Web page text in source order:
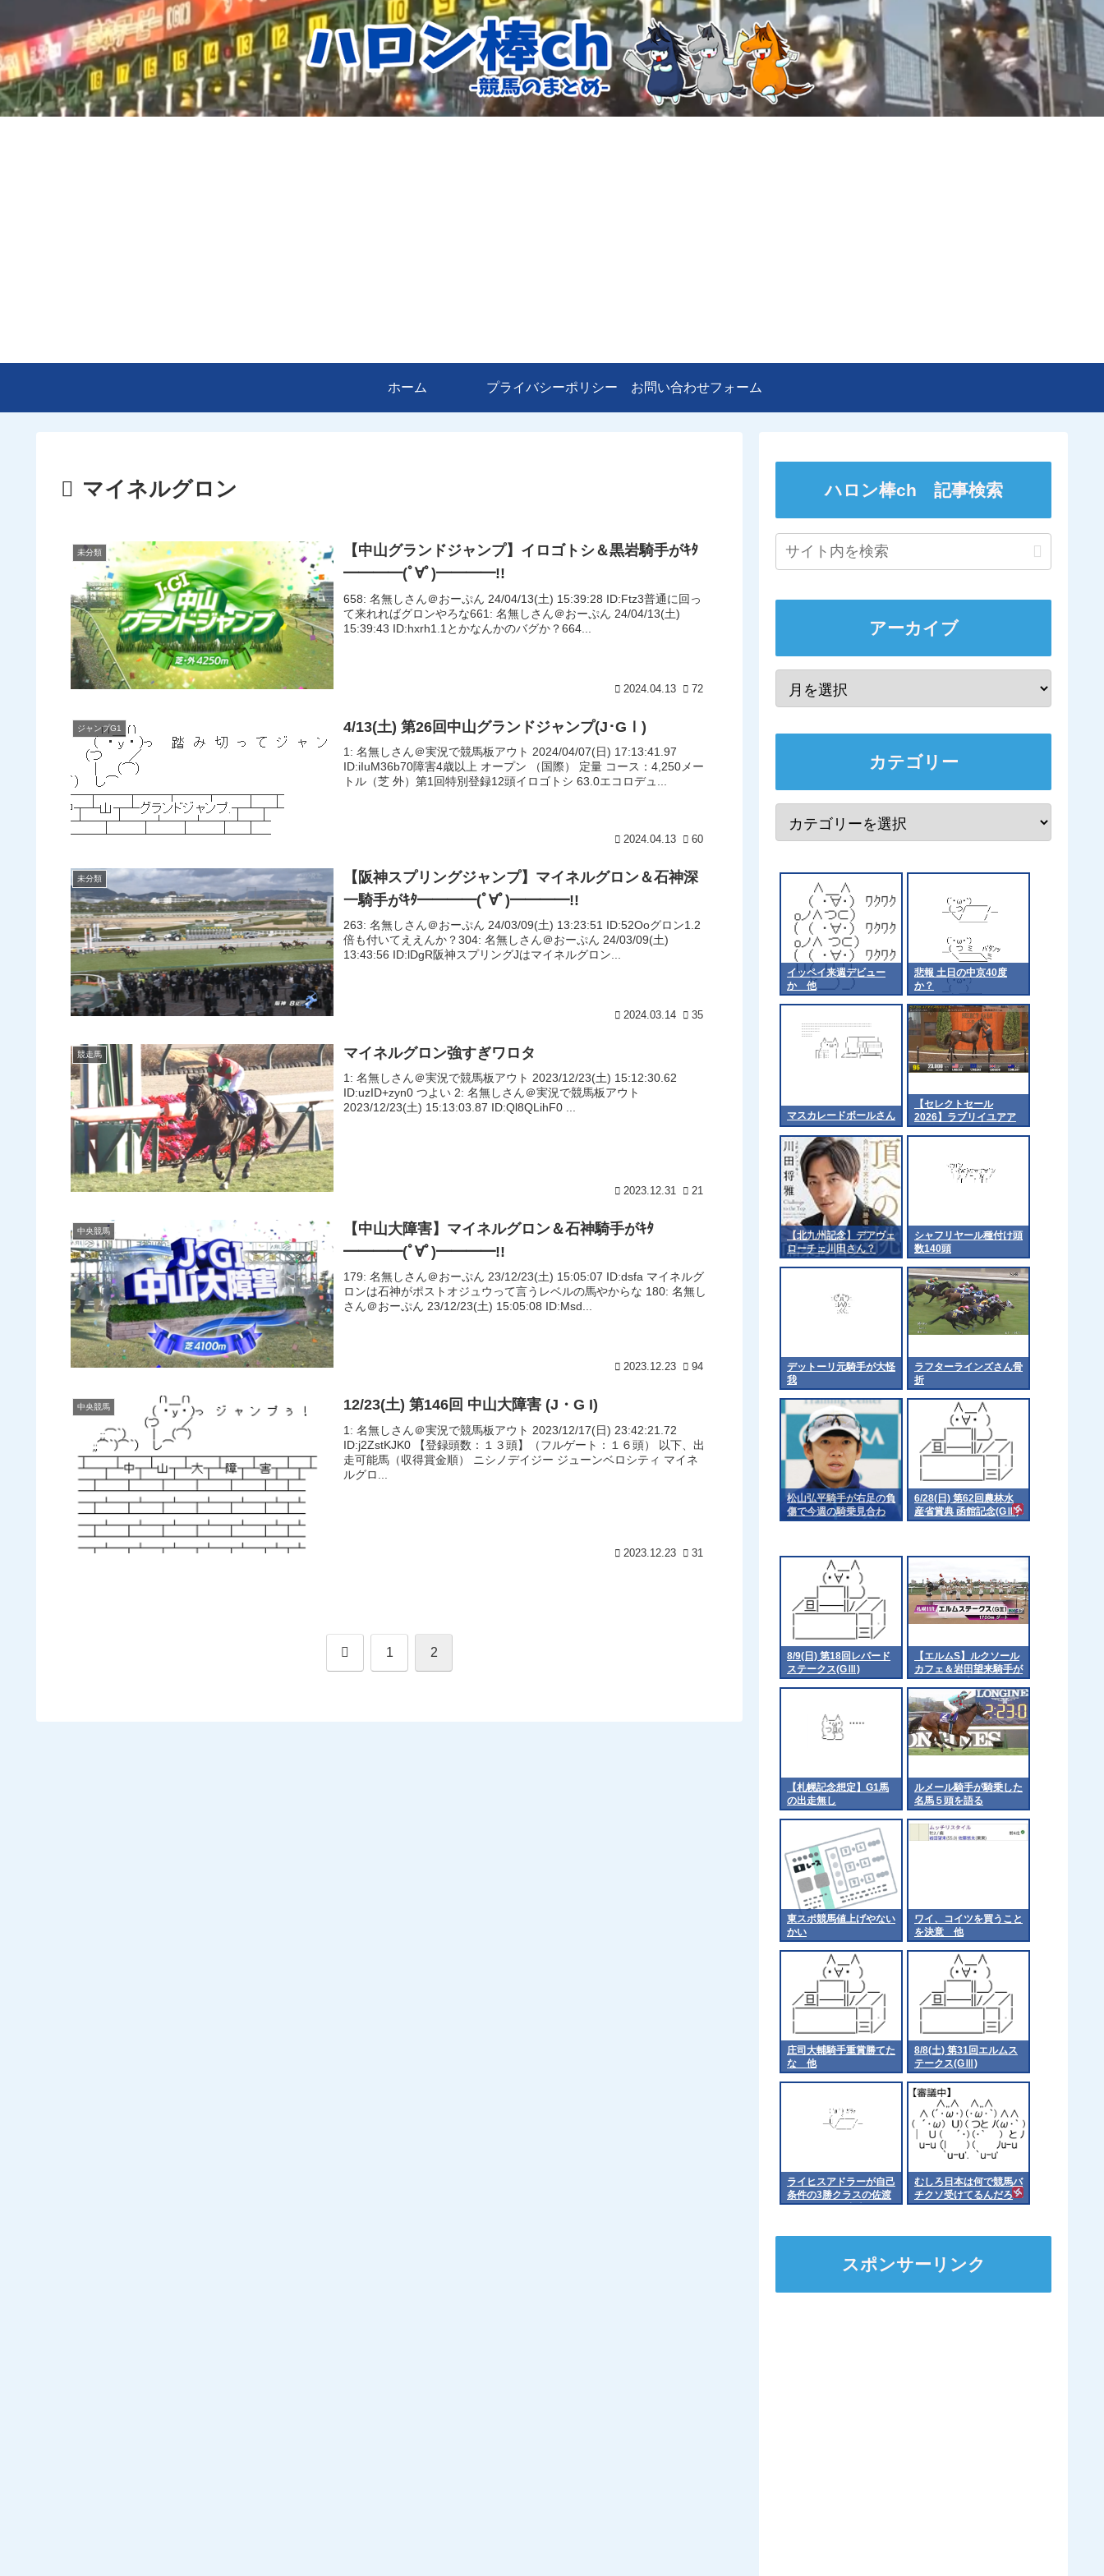
ホーム プライバシーポリシー お問い合わせフォーム
マイネルグロン
未分類
【中山グランドジャンプ】イロゴトシ＆黒岩騎手がｷﾀ
━━━━(ﾟ∀ﾟ)━━━━!!
658: 名無しさん＠おーぷん 24/04/13(土) 15:39:28 ID:Ftz3普通に回っ
て来れればグロンやろな661: 名無しさん＠おーぷん 24/04/13(土)
15:39:43 ID:hxrh1.1とかなんかのバグか？664...
2024.04.13 72
ジャンプG1 4/13(土) 第26回中山グランドジャンプ(J･GⅠ)
1: 名無しさん＠実況で競馬板アウト 2024/04/07(日) 17:13:41.97
ID:iIuM36b70障害4歳以上 オープン （国際） 定量 コース：4,250メー
トル（芝 外）第1回特別登録12頭イロゴトシ 63.0エコロデュ...
2024.04.13 60
未分類
【阪神スプリングジャンプ】マイネルグロン＆石神深
一騎手がｷﾀ━━━━(ﾟ∀ﾟ)━━━━!!
263: 名無しさん＠おーぷん 24/03/09(土) 13:23:51 ID:52Ooグロン1.2
倍も付いてええんか？304: 名無しさん＠おーぷん 24/03/09(土)
13:43:56 ID:lDgR阪神スプリングJはマイネルグロン...
2024.03.14 35
競走馬 マイネルグロン強すぎワロタ
1: 名無しさん＠実況で競馬板アウト 2023/12/23(土) 15:12:30.62
ID:uzID+zyn0 つよい 2: 名無しさん＠実況で競馬板アウト
2023/12/23(土) 15:13:03.87 ID:Ql8QLihF0 ...
2023.12.31 21
中央競馬
【中山大障害】マイネルグロン＆石神騎手がｷﾀ
━━━━(ﾟ∀ﾟ)━━━━!!
179: 名無しさん＠おーぷん 23/12/23(土) 15:05:07 ID:dsfa マイネルグ
ロンは石神がポストオジュウって言うレベルの馬やからな 180: 名無し
さん＠おーぷん 23/12/23(土) 15:05:08 ID:Msd...
2023.12.23 94
中央競馬 12/23(土) 第146回 中山大障害 (J・G I)
1: 名無しさん＠実況で競馬板アウト 2023/12/17(日) 23:42:21.72
ID:j2ZstKJK0 【登録頭数：１３頭】（フルゲート：１６頭） 以下、出
走可能馬（収得賞金順） ニシノデイジー ジューンベロシティ マイネ
ルグロ...
2023.12.23 31
前 1 2
ハロン棒ch 記事検索
アーカイブ
カテゴリー
イッペイ来週デビュー
か 他
悲報 土日の中京40度
か？
マスカレードボールさん
【セレクトセール
2026】ラブリイユアア
イズの2025（父イクイ
【北九州記念】デアヴェ
ローチェ川田さん？
シャフリヤール種付け頭
数140頭
デットーリ元騎手が大怪
我
ラフターラインズさん骨
折
松山弘平騎手が右足の負
傷で今週の騎乗見合わ
せ 他
6/28(日) 第62回農林水
産省賞典 函館記念(GⅢ)
part1
8/9(日) 第18回レパード
ステークス(GⅢ)
【エルムS】ルクソール
カフェ＆岩田望来騎手が
ｷﾀ━━━━(ﾟ
∀ﾟ)━━━━!!
【札幌記念想定】G1馬
の出走無し
ルメール騎手が騎乗した
名馬５頭を語る
東スポ競馬値上げやない
かい
ワイ、コイツを買うこと
を決意 他
庄司大輔騎手重賞勝てた
な 他
8/8(土) 第31回エルムス
テークス(GⅢ)
ライヒスアドラーが自己
条件の3勝クラスの佐渡
ステークスに出走
むしろ日本は何で競馬バ
チクソ受けてるんだろ
スポンサーリンク